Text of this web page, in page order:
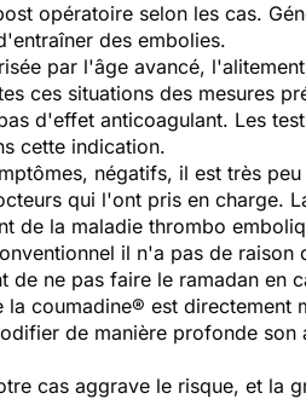
opératoire selon les cas.
des embolies.
par l'âge avancé,
ces situations des mesures
d'effet anticoagulant. Les
cette indication.
négatifs, il est très
qui l'ont pris en charge.
de la maladie thrombo
il n'a pas de raison
de ne pas faire le ramadan en
coumadine® est
de manière profonde
cas aggrave le risque, et la